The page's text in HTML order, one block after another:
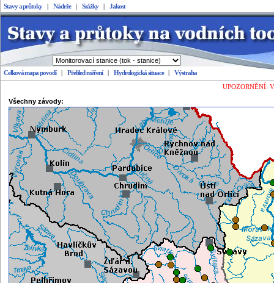
Stavy a průtoky Nádrže Srážky Jakost
Celková mapa povodí Přehled měření Hydrologická situace Výstraha
UPOZORNĚNÍ:
Všechny závody: